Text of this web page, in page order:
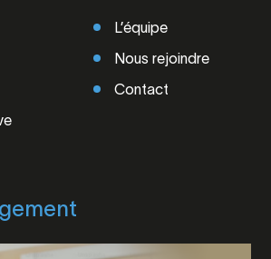
L’équipe
Nous rejoindre
Contact